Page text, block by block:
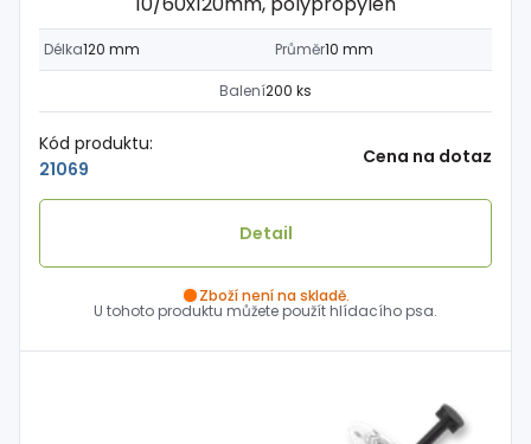
Délka120 mm Průměr10 mm
Balení200 ks
Kód produktu:
21069
Cena na dotaz
Detail
Zboží není na skladě.
U tohoto produktu můžete použít hlídacího psa.